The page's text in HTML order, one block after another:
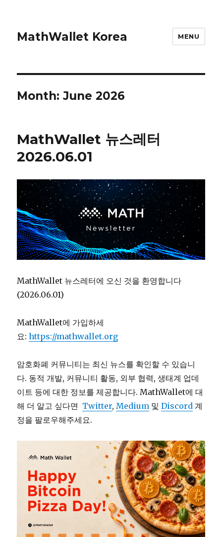
MathWallet Korea MENU
Month: June 2026
MathWallet 뉴스레터
2026.06.01
MathWallet 뉴스레터에 오신 것을 환영합니다
(2026.06.01)
MathWallet에 가입하세
요:https://mathwallet.org
암호화폐 커뮤니티는 최신 뉴스를 확인할 수 있습니
다. 동적 개발, 커뮤니티 활동, 외부 협력, 생태계 업데
이트 등에 대한 정보를 제공합니다. MathWallet에 대
해 더 알고 싶다면 Twitter, Medium 및Discord 계
정을 팔로우해주세요.